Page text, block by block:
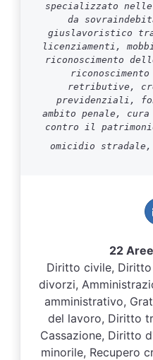
specializzato
da
giuslavoristico
licenziamenti,
riconoscimento
retributive,
previdenziali,
ambito penale,
contro il
omicidio
22
Diritto civile, Diritto
divorzi,
amministrativo,
del lavoro, Diritto
Cassazione, Diritto
minorile, Recupero